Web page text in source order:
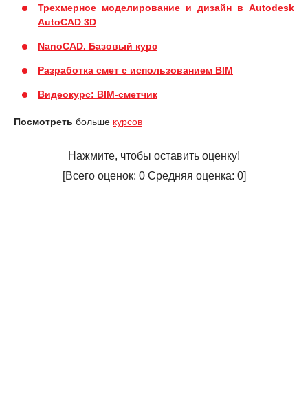
Трехмерное моделирование и дизайн в Autodesk
AutoCAD 3D
NanoCAD. Базовый курс
Разработка смет с использованием BIM
Видеокурс: BIM-сметчик
Посмотреть больше курсов
Нажмите, чтобы оставить оценку!
[Всего оценок: 0Средняя оценка: 0]